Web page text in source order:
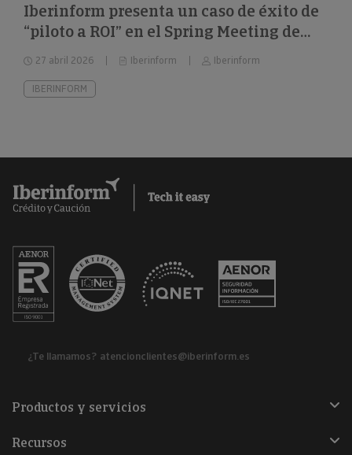
Iberinform presenta un caso de éxito de
“piloto a ROI” en el Spring Meeting de
FEBIS
27 abril 2026 Iberinform Iberinform
IBERINFORM
¿Te llamamos? atencionclientes@iberinform.es
Productos y servicios
Recursos